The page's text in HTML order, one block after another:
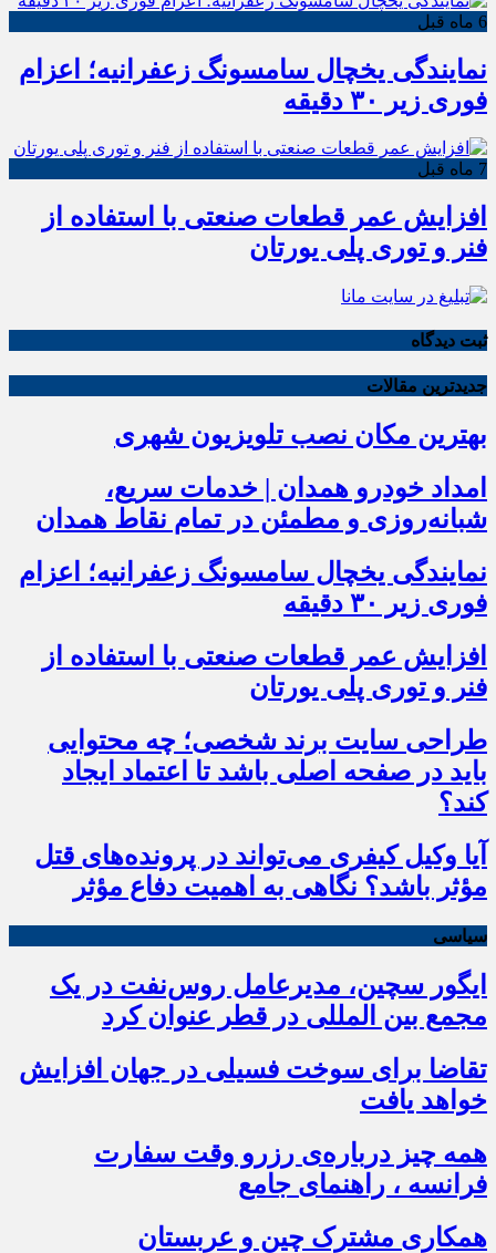
6 ماه قبل
نمایندگی یخچال سامسونگ زعفرانیه؛ اعزام
فوری زیر ۳۰ دقیقه
7 ماه قبل
افزایش عمر قطعات صنعتی با استفاده از
فنر و توری پلی یورتان
ثبت دیدگاه
جدیدترین مقالات
بهترین مکان نصب تلویزیون شهری
امداد خودرو همدان | خدمات سریع،
شبانه‌روزی و مطمئن در تمام نقاط همدان
نمایندگی یخچال سامسونگ زعفرانیه؛ اعزام
فوری زیر ۳۰ دقیقه
افزایش عمر قطعات صنعتی با استفاده از
فنر و توری پلی یورتان
طراحی سایت برند شخصی؛ چه محتوایی
باید در صفحه اصلی باشد تا اعتماد ایجاد
کند؟
آیا وکیل کیفری می‌تواند در پرونده‌های قتل
مؤثر باشد؟ نگاهی به اهمیت دفاع مؤثر
سیاسی
ایگور سچین، مدیرعامل روس‌نفت در یک
مجمع بین المللی در قطر عنوان کرد
تقاضا برای سوخت فسیلی در جهان افزایش
خواهد یافت
همه چیز درباره‌ی رزرو وقت سفارت
فرانسه ، راهنمای جامع
همکاری مشترک چین و عربستان